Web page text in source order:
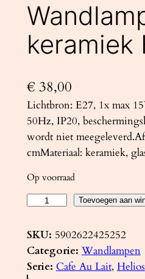
keramiek
€ 38,00
Lichtbron: E27, 1x max
50Hz, IP20,
wordt niet
cmMateriaal: keramiek,
Op voorraad
n
d
l
Toevoegen aan
SKU: 5902622425252
Categorie: Wandlampen
Serie: Cafe Au Lait, Helios